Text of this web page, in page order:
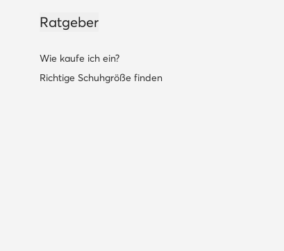
Ratgeber
Wie kaufe ich ein?
Richtige Schuhgröße finden